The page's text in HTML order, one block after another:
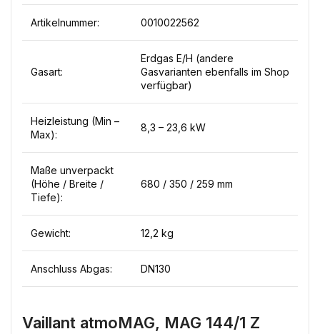
Artikelnummer: 0010022562
Gasart:
Erdgas E/H (andere
Gasvarianten ebenfalls im Shop
verfügbar)
Heizleistung (Min –
Max):
8,3 – 23,6 kW
Maße unverpackt
(Höhe / Breite /
Tiefe):
680 / 350 / 259 mm
Gewicht: 12,2 kg
Anschluss Abgas: DN130
Vaillant atmoMAG, MAG 144/1 Z